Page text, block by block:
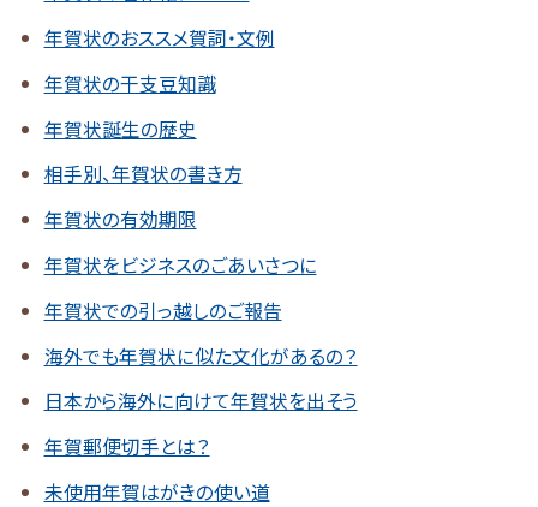
年賀状のおススメ賀詞・文例
年賀状の干支豆知識
年賀状誕生の歴史
相手別、年賀状の書き方
年賀状の有効期限
年賀状をビジネスのごあいさつに
年賀状での引っ越しのご報告
海外でも年賀状に似た文化があるの？
日本から海外に向けて年賀状を出そう
年賀郵便切手とは？
未使用年賀はがきの使い道